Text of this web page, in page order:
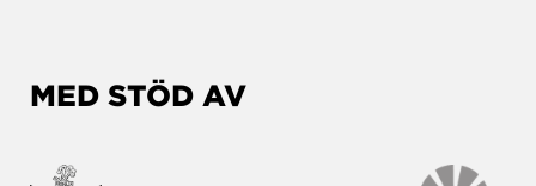
MED STÖD AV